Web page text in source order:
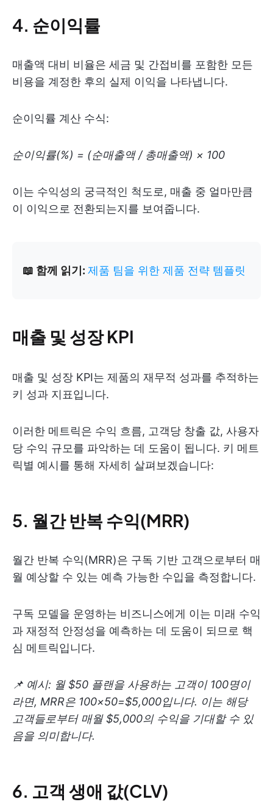
4. 순이익률
매출액 대비 비율은 세금 및 간접비를 포함한 모든
비용을 계정한 후의 실제 이익을 나타냅니다.
순이익률 계산 수식:
순이익률(%) = (순매출액 / 총매출액) × 100
이는 수익성의 궁극적인 척도로, 매출 중 얼마만큼
이 이익으로 전환되는지를 보여줍니다.
📖 함께 읽기: 제품 팀을 위한 제품 전략 템플릿
매출 및 성장 KPI
매출 및 성장 KPI는 제품의 재무적 성과를 추적하는
키 성과 지표입니다.
이러한 메트릭은 수익 흐름, 고객당 창출 값, 사용자
당 수익 규모를 파악하는 데 도움이 됩니다. 키 메트
릭별 예시를 통해 자세히 살펴보겠습니다:
5. 월간 반복 수익(MRR)
월간 반복 수익(MRR)은 구독 기반 고객으로부터 매
월 예상할 수 있는 예측 가능한 수입을 측정합니다.
구독 모델을 운영하는 비즈니스에게 이는 미래 수익
과 재정적 안정성을 예측하는 데 도움이 되므로 핵
심 메트릭입니다.
📌 예시: 월 $50 플랜을 사용하는 고객이 100명이
라면, MRR은 100×50=$5,000입니다. 이는 해당
고객들로부터 매월 $5,000의 수익을 기대할 수 있
음을 의미합니다.
6. 고객 생애 값(CLV)